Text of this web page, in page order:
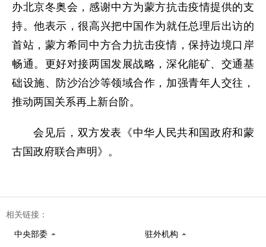
办北京冬奥会，感谢中方为蒙方抗击疫情提供的支
持。他表示，很高兴把中国作为就任总理后出访的
首站，蒙方希同中方合力抗击疫情，保持边境口岸
畅通。更好对接两国发展战略，深化能矿、交通基
础设施、防沙治沙等领域合作，加强青年人交往，
推动两国关系再上新台阶。
会见后，双方发表《中华人民共和国政府和蒙
古国政府联合声明》。
相关链接：
中央部委 驻外机构